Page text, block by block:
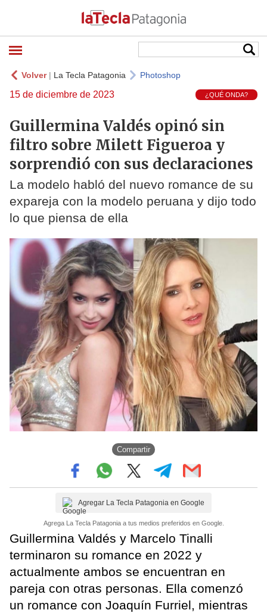
Volver| La Tecla Patagonia Photoshop
15 de diciembre de 2023 ¿QUÉ ONDA?
Guillermina Valdés opinó sin
filtro sobre Milett Figueroa y
sorprendió con sus declaraciones
La modelo habló del nuevo romance de su
expareja con la modelo peruana y dijo todo
lo que piensa de ella
Compartir
Agregar La Tecla Patagonia en Google
Agrega La Tecla Patagonia a tus medios preferidos en Google.
Guillermina Valdés y Marcelo Tinalli
terminaron su romance en 2022 y
actualmente ambos se encuentran en
pareja con otras personas. Ella comenzó
un romance con Joaquín Furriel, mientras